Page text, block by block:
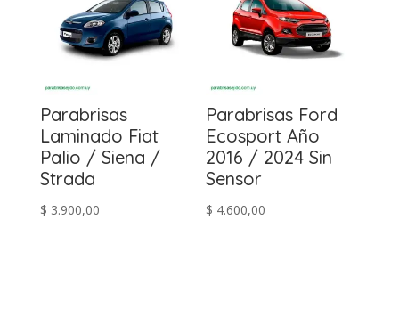
Parabrisas
Laminado Fiat
Palio / Siena /
Strada
$ 3.900,00
Parabrisas Ford
Ecosport Año
2016 / 2024 Sin
Sensor
$ 4.600,00